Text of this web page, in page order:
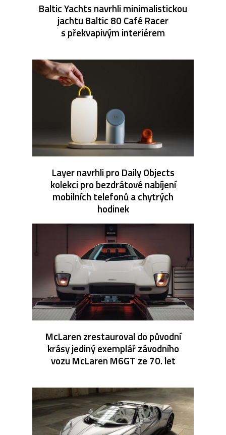
Baltic Yachts navrhli minimalistickou
jachtu Baltic 80 Café Racer
s překvapivým interiérem
Layer navrhli pro Daily Objects
kolekci pro bezdrátové nabíjení
mobilních telefonů a chytrých
hodinek
McLaren zrestauroval do původní
krásy jediný exemplář závodního
vozu McLaren M6GT ze 70. let